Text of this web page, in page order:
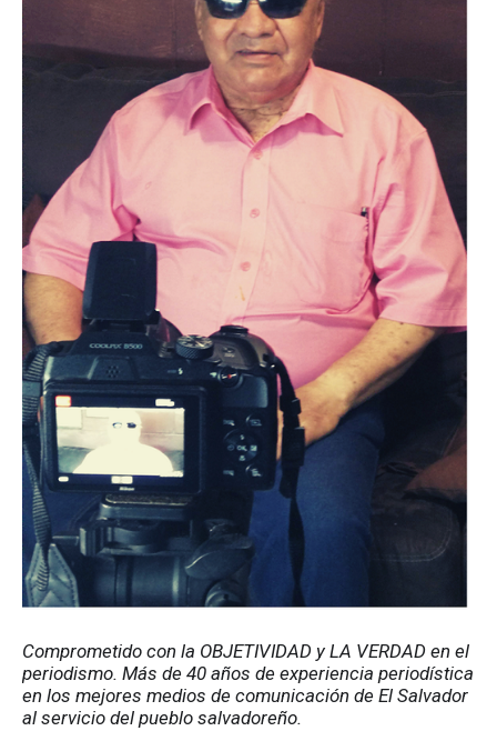
Comprometido con la OBJETIVIDAD y LA VERDAD en el
periodismo. Más de 40 años de experiencia periodística
en los mejores medios de comunicación de El Salvador
al servicio del pueblo salvadoreño.